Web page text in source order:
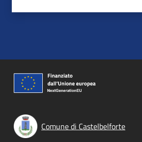
Comune di Castelbelforte